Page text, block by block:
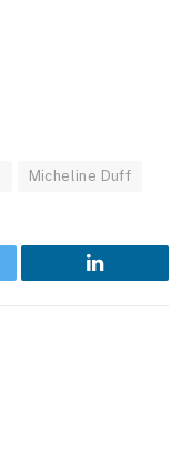
Micheline Duff
LinkedIn